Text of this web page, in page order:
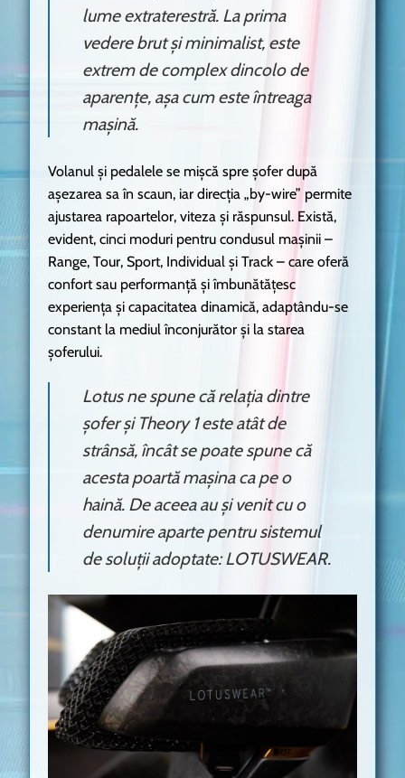
lume extraterestră. La prima
vedere brut și minimalist, este
extrem de complex dincolo de
aparențe, așa cum este întreaga
mașină.
Volanul și pedalele se mișcă spre șofer după
așezarea sa în scaun, iar direcția „by-wire” permite
ajustarea rapoartelor, viteza și răspunsul. Există,
evident, cinci moduri pentru condusul mașinii –
Range, Tour, Sport, Individual și Track – care oferă
confort sau performanță și îmbunătățesc
experiența și capacitatea dinamică, adaptându-se
constant la mediul înconjurător și la starea
șoferului.
Lotus ne spune că relația dintre
șofer și Theory 1 este atât de
strânsă, încât se poate spune că
acesta poartă mașina ca pe o
haină. De aceea au și venit cu o
denumire aparte pentru sistemul
de soluții adoptate: LOTUSWEAR.